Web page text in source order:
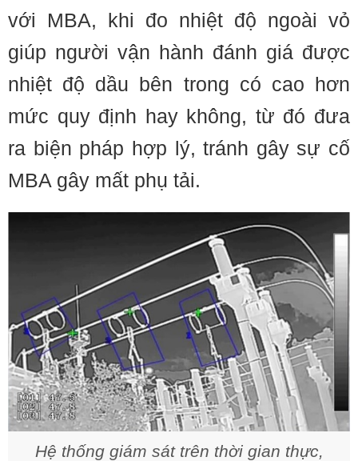
với MBA, khi đo nhiệt độ ngoài vỏ
giúp người vận hành đánh giá được
nhiệt độ dầu bên trong có cao hơn
mức quy định hay không, từ đó đưa
ra biện pháp hợp lý, tránh gây sự cố
MBA gây mất phụ tải.
Hệ thống giám sát trên thời gian thực,